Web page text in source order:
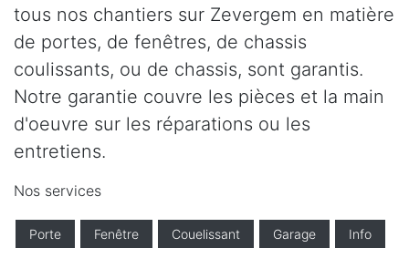
tous nos chantiers sur Zevergem en matière
de portes, de fenêtres, de chassis
coulissants, ou de chassis, sont garantis.
Notre garantie couvre les pièces et la main
d'oeuvre sur les réparations ou les
entretiens.
Nos services
Porte Fenêtre Couelissant Garage Info